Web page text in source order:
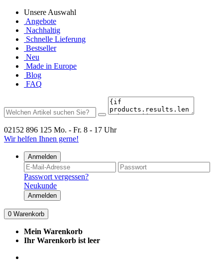
Unsere Auswahl
Angebote
Nachhaltig
Schnelle Lieferung
Bestseller
Neu
Made in Europe
Blog
FAQ
02152 896 125 Mo. - Fr. 8 - 17 Uhr
Wir helfen Ihnen gerne!
Anmelden
Passwort vergessen?
Neukunde
Anmelden
0 Warenkorb
Mein Warenkorb
Ihr Warenkorb ist leer